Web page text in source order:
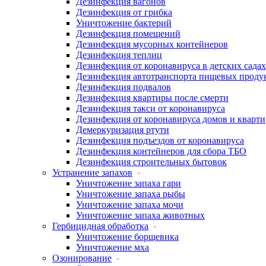
Дезинфекция от грибка
Уничтожение бактерий
Дезинфекция помещений
Дезинфекция мусорных контейнеров
Дезинфекция теплиц
Дезинфекция от коронавируса в детских садах
Дезинфекция автотранспорта пищевых
Дезинфекция подвалов
Дезинфекция квартиры после смерти
Дезинфекция такси от коронавируса
Дезинфекция от коронавируса домов и
Демеркуризация ртути
Дезинфекция подъездов от коронавируса
Дезинфекция контейнеров для сбора ТБО
Дезинфекция строительных бытовок
Устранение запахов
Уничтожение запаха гари
Уничтожение запаха рыбы
Уничтожение запаха мочи
Уничтожение запаха животных
Гербицидная обработка
Уничтожение борщевика
Уничтожение мха
Озонирование